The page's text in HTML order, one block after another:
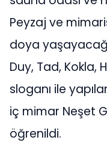
Peyzaj ve
doya
Duy, Tad, Kokla,
sloganı ile
iç mimar Neşet
öğrenildi.